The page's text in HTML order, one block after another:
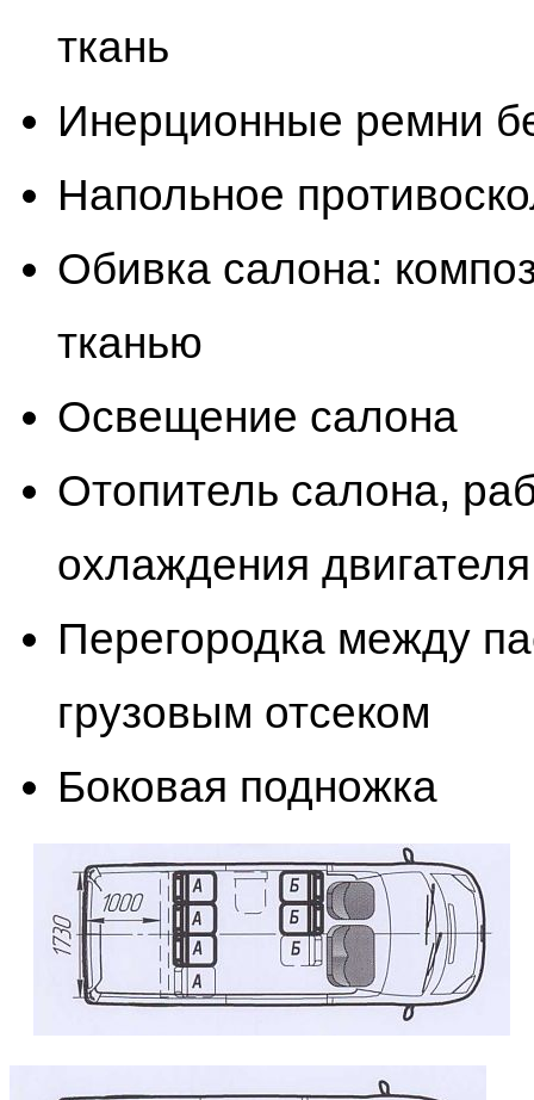
ткань
Инерционные ремни
Напольное
Обивка салона:
тканью
Освещение салона
Отопитель салона,
охлаждения
Перегородка между
грузовым отсеком
Боковая подножка